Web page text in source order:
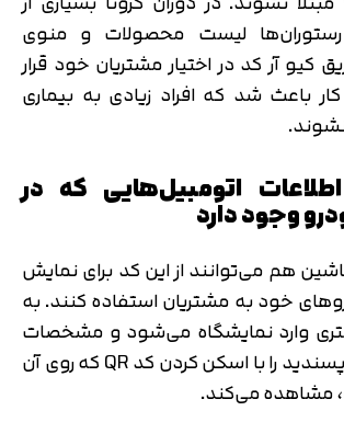
لیست محصولات و منوی
کیو آر کد در اختیار مشتریان خود قرار
باعث شد که افراد زیادی به بیماری
اتومبیل‌هایی که در
وجود دارد
هم می‌توانند از این کد برای نمایش
خود به مشتریان استفاده کنند. به
وارد نمایشگاه می‌شود و مشخصات
هر اتومبیلی که پسندید را با اسکن کردن کد QR که روی آن
می‌کند.